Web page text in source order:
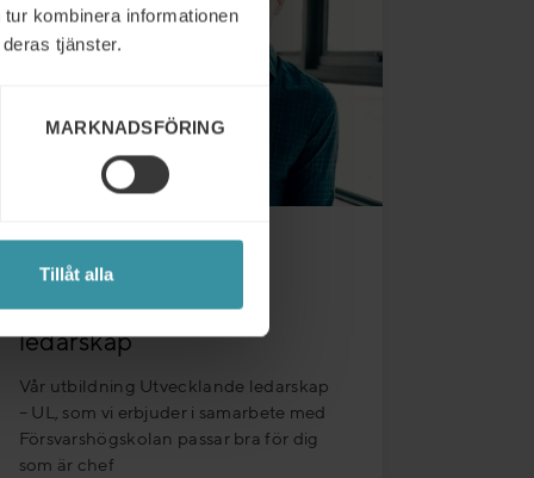
kombinera informationen
tjänster.
MARKNADSFÖRING
Tillåt alla
07/04/2026 - 08/06/2026
UL – Utvecklande
ledarskap
Vår utbildning Utvecklande ledarskap
– UL, som vi erbjuder i samarbete med
Försvarshögskolan passar bra för dig
som är chef